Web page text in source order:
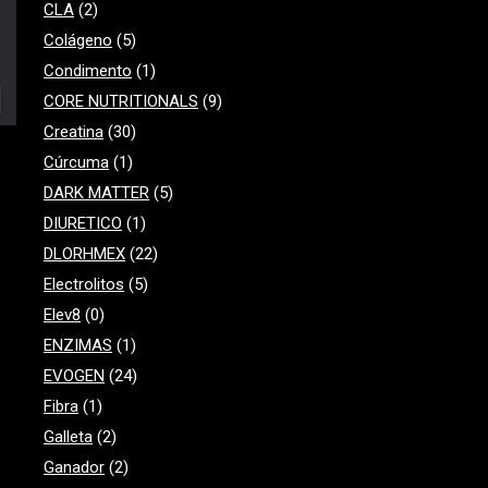
CLA (2)
Colágeno (5)
Condimento (1)
CORE NUTRITIONALS (9)
Creatina (30)
Cúrcuma (1)
DARK MATTER (5)
DIURETICO (1)
DLORHMEX (22)
Electrolitos (5)
Elev8 (0)
ENZIMAS (1)
EVOGEN (24)
Fibra (1)
Galleta (2)
Ganador (2)